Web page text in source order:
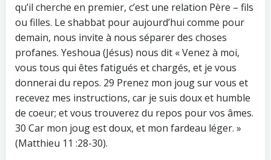
qu’il cherche en premier, c’est une relation Père – fils
ou filles. Le shabbat pour aujourd’hui comme pour
demain, nous invite à nous séparer des choses
profanes. Yeshoua (Jésus) nous dit « Venez à moi,
vous tous qui êtes fatigués et chargés, et je vous
donnerai du repos. 29 Prenez mon joug sur vous et
recevez mes instructions, car je suis doux et humble
de coeur; et vous trouverez du repos pour vos âmes.
30 Car mon joug est doux, et mon fardeau léger. »
(Matthieu 11 :28-30).